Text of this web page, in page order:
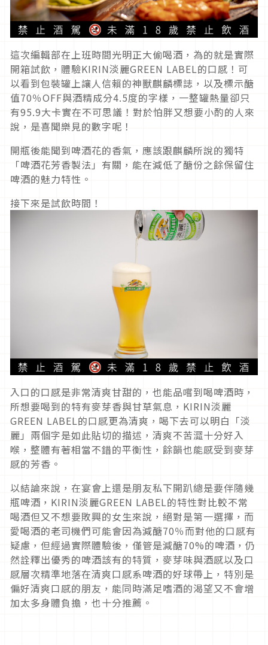
這次編輯部在上班時間光明正大偷喝酒，為的就是實際
開箱試飲，體驗KIRIN淡麗GREEN LABEL的口感！可
以看到包裝罐上讓人信賴的神獸麒麟標誌，以及標示醣
值70％OFF與酒精成分4.5度的字樣，一整罐熱量卻只
有95.9大卡實在不可思議！對於怕胖又想要小酌的人來
說，是喜聞樂見的數字呢！
開瓶後能聞到啤酒花的香氣，應該跟麒麟所說的獨特
「啤酒花芳香製法」有關，能在減低了醣份之餘保留住
啤酒的魅力特性。
接下來是試飲時間！
入口的口感是非常清爽甘甜的，也能品嚐到喝啤酒時，
所想要喝到的特有麥芽香與甘草氣息，KIRIN淡麗
GREEN LABEL的口感更為清爽，喝下去可以明白「淡
麗」兩個字是如此貼切的描述，清爽不苦澀十分好入
喉，整體有著相當不錯的平衡性，餘韻也能感受到麥芽
感的芳香。
以結論來說，在宴會上還是朋友私下開趴總是要伴隨幾
瓶啤酒，KIRIN淡麗GREEN LABEL的特性對比較不常
喝酒但又不想要敗興的女生來說，絕對是第一選擇，而
愛喝酒的老司機們可能會因為減醣70％而對他的口感有
疑慮，但經過實際體驗後，僅管是減醣70%的啤酒，仍
然詮釋出優秀的啤酒該有的特質，麥芽味與酒感以及口
感層次精準地落在清爽口感系啤酒的好球帶上，特別是
偏好清爽口感的朋友，能同時滿足嗜酒的渴望又不會增
加太多身體負擔，也十分推薦。